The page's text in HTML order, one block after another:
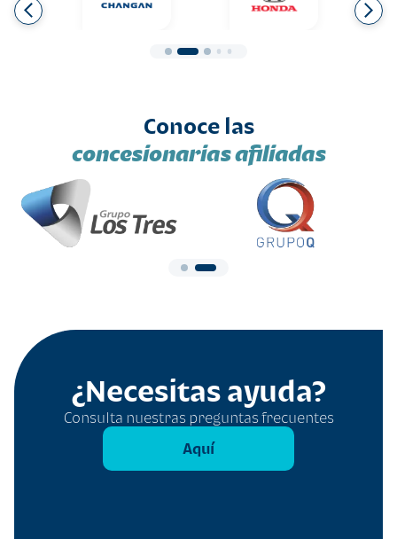
Conoce las
concesionarias afiliadas
¿Necesitas ayuda?
Consulta nuestras preguntas frecuentes
Aquí